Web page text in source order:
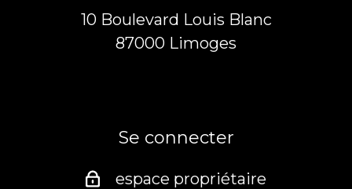
10 Boulevard Louis Blanc
87000
limoges
Se connecter
espace propriétaire